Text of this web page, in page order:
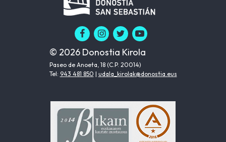
© 2026 Donostia Kirola
Paseo de Anoeta, 18 (C.P. 20014)
Tel: 943 481 850 | udala_kirolak@donostia.eus